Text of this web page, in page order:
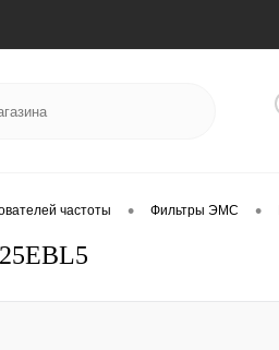
частоты • Фильтры ЭМС •